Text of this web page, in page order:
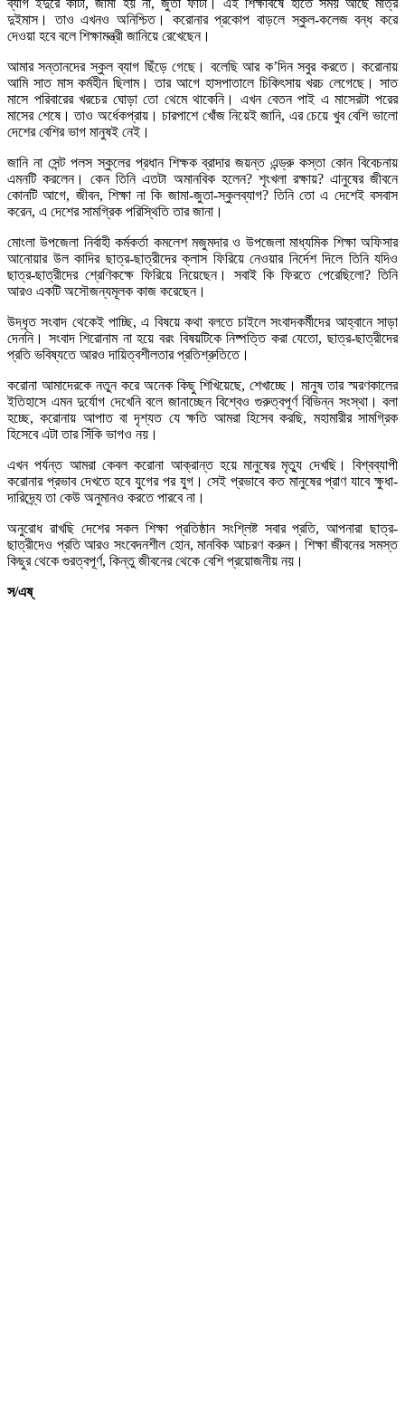
দুইমাস। তাও এখনও অনিশ্চিত। করোনার প্রকোপ বাড়লে স্কুল-কলেজ বন্ধ করে
দেওয়া হবে বলে শিক্ষামন্ত্রী জানিয়ে রেখেছেন।
আমার সন্তানদের স্কুল ব্যাগ ছিঁড়ে গেছে। বলেছি আর ক’দিন সবুর করতে। করোনায়
আমি সাত মাস কর্মহীন ছিলাম। তার আগে হাসপাতালে চিকিৎসায় খরচ লেগেছে। সাত
মাসে পরিবারের খরচের ঘোড়া তো থেমে থাকেনি। এখন বেতন পাই এ মাসেরটা পরের
মাসের শেষে। তাও অর্ধেকপ্রায়। চারপাশে খোঁজ নিয়েই জানি, এর চেয়ে খুব বেশি ভালো
দেশের বেশির ভাগ মানুষই নেই।
জানি না সেন্ট পলস স্কুলের প্রধান শিক্ষক ব্রাদার জয়ন্ত এন্ড্রু কস্তা কোন বিবেচনায়
এমনটি করলেন। কেন তিনি এতটা অমানবিক হলেন? শৃংখলা রক্ষায়? এানুষের জীবনে
কোনটি আগে, জীবন, শিক্ষা না কি জামা-জুতা-স্কুলব্যাগ? তিনি তো এ দেশেই বসবাস
করেন, এ দেশের সামগ্রিক পরিস্থিতি তার জানা।
মোংলা উপজেলা নির্বাহী কর্মকর্তা কমলেশ মজুমদার ও উপজেলা মাধ্যমিক শিক্ষা অফিসার
আনোয়ার উল কাদির ছাত্র-ছাত্রীদের ক্লাস ফিরিয়ে নেওয়ার নির্দেশ দিলে তিনি যদিও
ছাত্র-ছাত্রীদের শ্রেণিকক্ষে ফিরিয়ে নিয়েছেন। সবাই কি ফিরতে পেরেছিলো? তিনি
আরও একটি অসৌজন্যমূলক কাজ করেছেন।
উদ্ধৃত সংবাদ থেকেই পাচ্ছি, এ বিষয়ে কথা বলতে চাইলে সংবাদকর্মীদের আহ্বানে সাড়া
দেননি। সংবাদ শিরোনাম না হয়ে বরং বিষয়টিকে নিষ্পত্তি করা যেতো, ছাত্র-ছাত্রীদের
প্রতি ভবিষ্যতে আরও দায়িত্বশীলতার প্রতিশ্রুতিতে।
করোনা আমাদেরকে নতুন করে অনেক কিছু শিখিয়েছে, শেখাচ্ছে। মানুষ তার স্মরণকালের
ইতিহাসে এমন দুর্যোগ দেখেনি বলে জানাচ্ছেন বিশ্বেও গুরুত্বপূর্ণ বিভিন্ন সংস্থা। বলা
হচ্ছে, করোনায় আপাত বা দৃশ্যত যে ক্ষতি আমরা হিসেব করছি, মহামারীর সামগ্রিক
হিসেবে এটা তার সিঁকি ভাগও নয়।
এখন পর্যন্ত আমরা কেবল করোনা আক্রান্ত হয়ে মানুষের মৃত্যু দেখছি। বিশ্বব্যাপী
করোনার প্রভাব দেখতে হবে যুগের পর যুগ। সেই প্রভাবে কত মানুষের প্রাণ যাবে ক্ষুধা-
দারিদ্র্যে তা কেউ অনুমানও করতে পারবে না।
অনুরোধ রাখছি দেশের সকল শিক্ষা প্রতিষ্ঠান সংশ্লিষ্ট সবার প্রতি, আপনারা ছাত্র-
ছাত্রীদেও প্রতি আরও সংবেদনশীল হোন, মানবিক আচরণ করুন। শিক্ষা জীবনের সমস্ত
কিছুর থেকে গুরত্বপূর্ণ, কিন্তু জীবনের থেকে বেশি প্রয়োজনীয় নয়।
স/এষ্